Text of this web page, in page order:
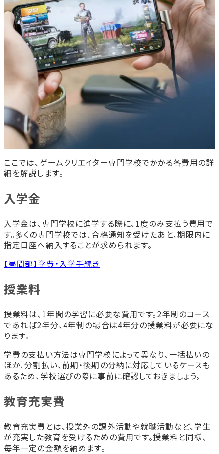
ここでは、ゲームクリエイター専門学校でかかる各費用の詳
細を解説します。
入学金
入学金は、専門学校に進学する際に、1度のみ支払う費用で
す。多くの専門学校では、合格通知を受けたあと、期限内に
指定口座へ納入することが求められます。
【昼間部】学費・入学手続き
授業料
授業料は、1年間の学習に必要な費用です。2年制のコース
であれば2年分、4年制の場合は4年分の授業料が必要にな
ります。
学費の支払い方法は専門学校によって異なり、一括払いの
ほか、分割払い、前期・後期の分納に対応しているケースも
あるため、学校選びの際に事前に確認しておきましょう。
教育充実費
教育充実費とは、授業外の課外活動や就職活動など、学生
が充実した教育を受けるための費用です。授業料と同様、
毎年一定の金額を納めます。